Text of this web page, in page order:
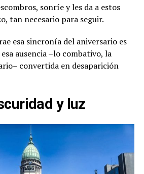
sonríe y les da a estos
tan necesario para seguir.
esa sincronía del aniversario es
ausencia –lo combativo, la
convertida en desaparición
y luz